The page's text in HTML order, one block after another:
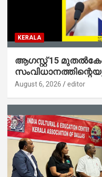
KERALA
ആഗസ്റ്റ് 15
സ്റ്റേഷനുകളുടെയും
August 6, 2026 editor